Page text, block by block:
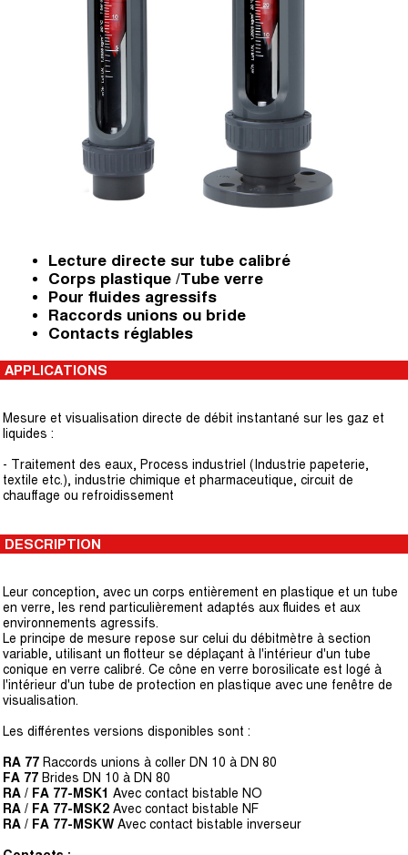
Lecture directe sur tube calibré
Corps plastique /Tube verre
Pour fluides agressifs
Raccords unions ou bride
Contacts réglables
APPLICATIONS
Mesure et visualisation directe de débit instantané sur les gaz et
liquides :
- Traitement des eaux, Process industriel (Industrie papeterie,
textile etc.), industrie chimique et pharmaceutique, circuit de
chauffage ou refroidissement
DESCRIPTION
Leur conception, avec un corps entièrement en plastique et un tube
en verre, les rend particulièrement adaptés aux fluides et aux
environnements agressifs.
Le principe de mesure repose sur celui du débitmètre à section
variable, utilisant un flotteur se déplaçant à l'intérieur d'un tube
conique en verre calibré. Ce cône en verre borosilicate est logé à
l'intérieur d'un tube de protection en plastique avec une fenêtre de
visualisation.
Les différentes versions disponibles sont :
RA 77 Raccords unions à coller DN 10 à DN 80
FA 77 Brides DN 10 à DN 80
RA / FA 77-MSK1 Avec contact bistable NO
RA / FA 77-MSK2 Avec contact bistable NF
RA / FA 77-MSKW Avec contact bistable inverseur